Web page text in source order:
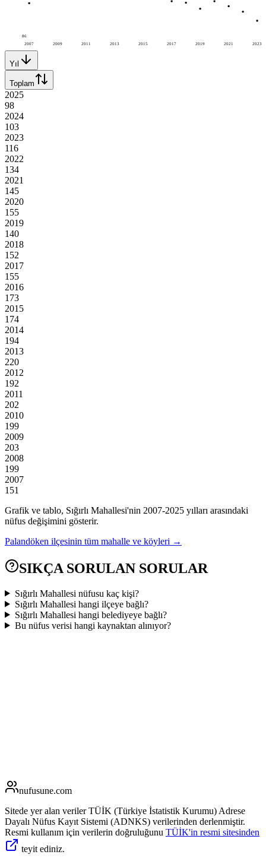
2007 2009 2011 2013 2015 2017 2019 2021 2023
86
Yıl
Toplam
2025
98
2024
103
2023
116
2022
134
2021
145
2020
155
2019
140
2018
152
2017
155
2016
173
2015
174
2014
194
2013
220
2012
192
2011
202
2010
199
2009
203
2008
199
2007
151
Grafik ve tablo, Sığırlı Mahallesi'nin 2007-2025 yılları arasındaki
nüfus değişimini gösterir.
Palandöken ilçesinin tüm mahalle ve köyleri →
SIKÇA SORULAN SORULAR
Sığırlı Mahallesi nüfusu kaç kişi?
Sığırlı Mahallesi hangi ilçeye bağlı?
Sığırlı Mahallesi hangi belediyeye bağlı?
Bu nüfus verisi hangi kaynaktan alınıyor?
nufusune.com
Sitede yer alan veriler TÜİK (Türkiye İstatistik Kurumu) Adrese
Dayalı Nüfus Kayıt Sistemi (ADNKS) verilerinden derlenmiştir.
Resmi kullanım için verilerin doğruluğunu TÜİK'in resmi sitesinden
teyit ediniz.